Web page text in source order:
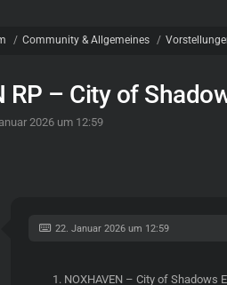
Community & Allgemeines
RP – City of
2026 um 12:59
22. Januar 2026 um 12:59
NOXHAVEN – City of Shadows